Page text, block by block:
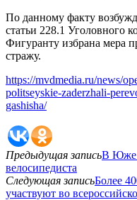
По данному факту
статьи 228.1 Уголовного
Фигуранту избрана мера
стражу.
https://mvdmedia.ru/news/
politseyskie-zaderzhali-
gashisha/
Предыдущая записьВ Юже
велосипедиста
Следующая записьБолее
участвуют во